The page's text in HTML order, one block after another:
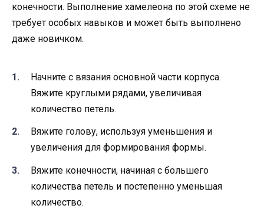
конечности. Выполнение хамелеона по этой схеме не
требует особых навыков и может быть выполнено
даже новичком.
Начните с вязания основной части корпуса.
Вяжите круглыми рядами, увеличивая
количество петель.
Вяжите голову, используя уменьшения и
увеличения для формирования формы.
Вяжите конечности, начиная с большего
количества петель и постепенно уменьшая
количество.